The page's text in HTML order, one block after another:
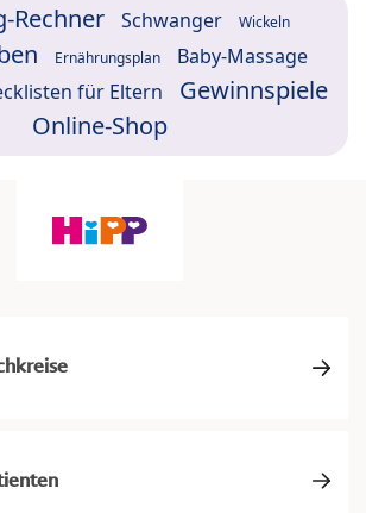
Rechner Schwanger Wickeln
Ernährungsplan Baby-Massage
für Eltern
Gewinnspiele
Online-Shop